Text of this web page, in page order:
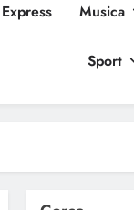
Musica
Sport